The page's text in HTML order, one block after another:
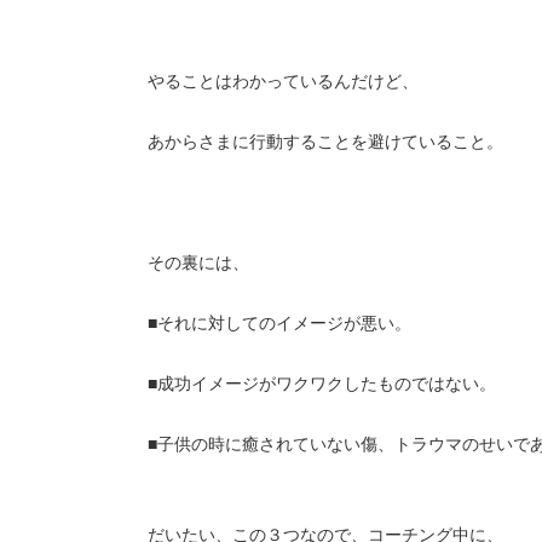
やることはわかっているんだけど、
あからさまに行動することを避けていること。
その裏には、
■それに対してのイメージが悪い。
■成功イメージがワクワクしたものではない。
■子供の時に癒されていない傷、トラウマのせいで
だいたい、この３つなので、コーチング中に、